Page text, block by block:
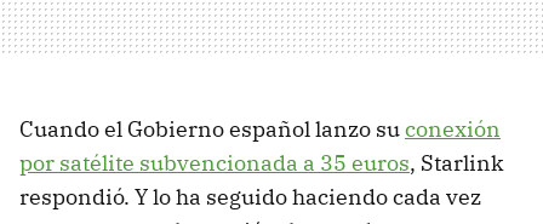
Cuando el Gobierno español lanzo suconexión
por satélite subvencionada a 35 euros, Starlink
respondió. Y lo ha seguido haciendo cada vez